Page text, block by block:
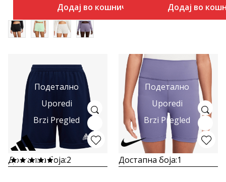
Додај во кошничка Додај во
Подетално
Uporedi
Brzi Pregled
Достапна боја:2
Подетално
Uporedi
Brzi Pregled
Достапна боја:1